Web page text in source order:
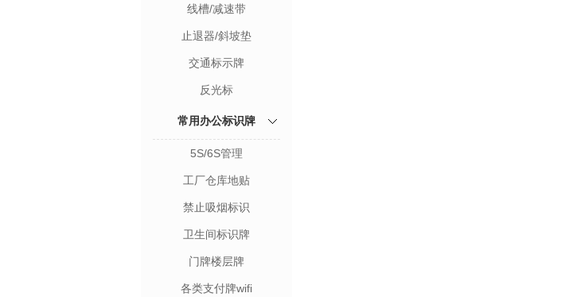
线槽/减速带
止退器/斜坡垫
交通标示牌
反光标
常用办公标识牌
5S/6S管理
工厂仓库地贴
禁止吸烟标识
卫生间标识牌
门牌楼层牌
各类支付牌wifi